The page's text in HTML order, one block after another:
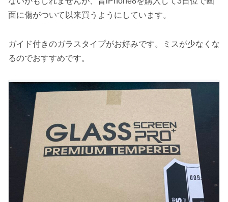
面に傷がついて以来買うようにしています。
ガイド付きのガラスタイプがお好みです。ミスが少なくな
るのでおすすめです。